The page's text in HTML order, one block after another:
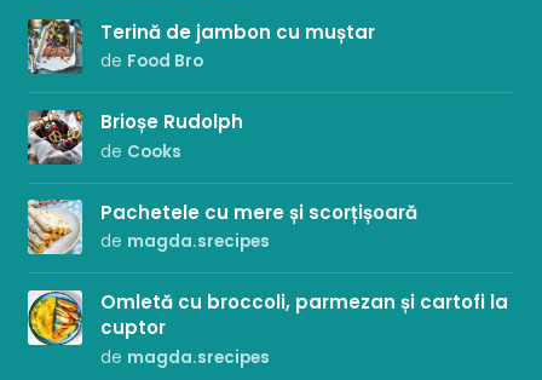
Terină de jambon cu muștar
de Food Bro
Brioșe Rudolph
de Cooks
Pachetele cu mere și scorțișoară
de magda.srecipes
Omletă cu broccoli, parmezan și cartofi la
cuptor
de magda.srecipes